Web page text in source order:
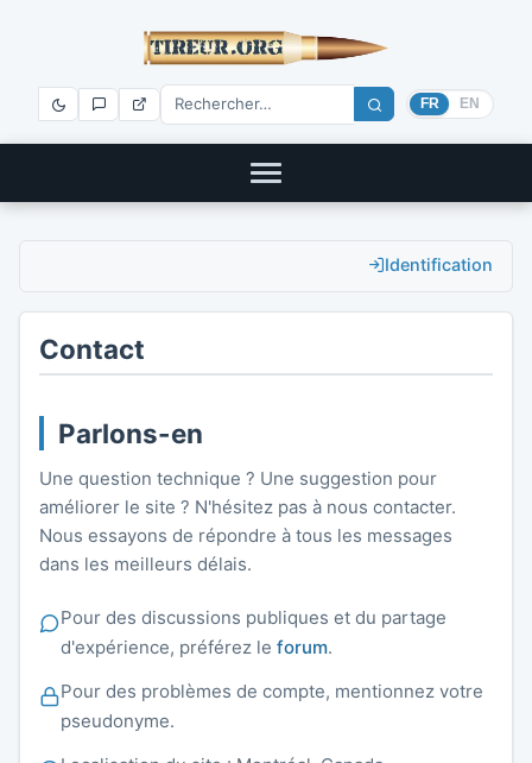
FR EN
Identification
Contact
Parlons-en
Une question technique ? Une suggestion pour
améliorer le site ? N'hésitez pas à nous contacter.
Nous essayons de répondre à tous les messages
dans les meilleurs délais.
Pour des discussions publiques et du partage
d'expérience, préférez le forum.
Pour des problèmes de compte, mentionnez votre
pseudonyme.